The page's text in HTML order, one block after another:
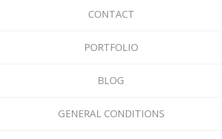
CONTACT
PORTFOLIO
BLOG
GENERAL CONDITIONS